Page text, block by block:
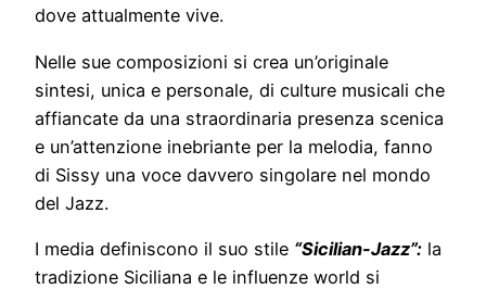
dove attualmente vive.
Nelle sue composizioni si crea un’originale
sintesi, unica e personale, di culture musicali che
affiancate da una straordinaria presenza scenica
e un’attenzione inebriante per la melodia, fanno
di Sissy una voce davvero singolare nel mondo
del Jazz.
I media definiscono il suo stile “Sicilian-Jazz”: la
tradizione Siciliana e le influenze world si